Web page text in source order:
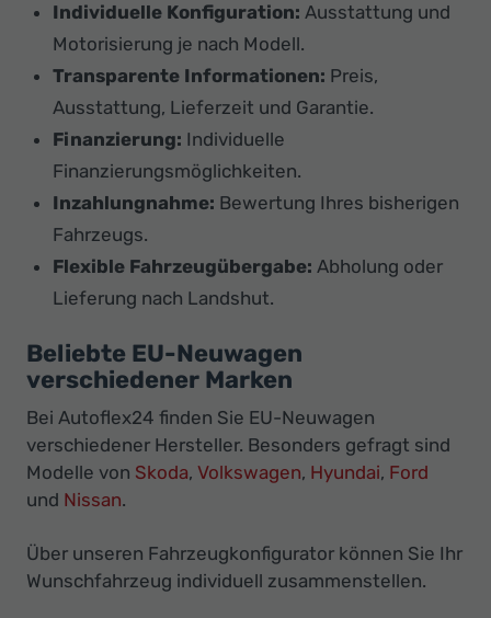
Individuelle Konfiguration: Ausstattung und
Motorisierung je nach Modell.
Transparente Informationen: Preis,
Ausstattung, Lieferzeit und Garantie.
Finanzierung: Individuelle
Finanzierungsmöglichkeiten.
Inzahlungnahme: Bewertung Ihres bisherigen
Fahrzeugs.
Flexible Fahrzeugübergabe: Abholung oder
Lieferung nach Landshut.
Beliebte EU-Neuwagen
verschiedener Marken
Bei Autoflex24 finden Sie EU-Neuwagen
verschiedener Hersteller. Besonders gefragt sind
Modelle von Skoda, Volkswagen, Hyundai, Ford
und Nissan.
Über unseren Fahrzeugkonfigurator können Sie Ihr
Wunschfahrzeug individuell zusammenstellen.